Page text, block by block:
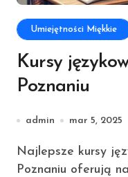
Umiejętności Miękkie
Kursy
Poznaniu
admin mar 5, 2025
Najlepsze kursy językowe dla dorosłych w
Poznaniu oferują